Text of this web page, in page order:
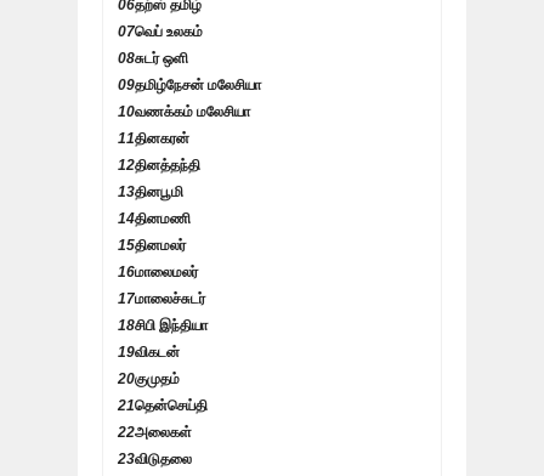
06தற்ஸ் தமிழ்
07வெப் உலகம்
08சுடர் ஒளி
09தமிழ்நேசன் மலேசியா
10வணக்கம் மலேசியா
11தினகரன்
12தினத்தந்தி
13தினபூமி
14தினமணி
15தினமலர்
16மாலைமலர்
17மாலைச்சுடர்
18சிபி இந்தியா
19விகடன்
20குமுதம்
21தென்செய்தி
22அலைகள்
23விடுதலை